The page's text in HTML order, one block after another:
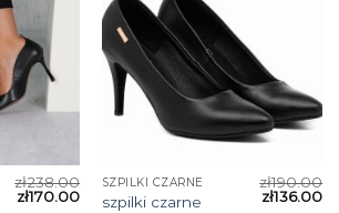
zł238.00
zł170.00
SZPILKI CZARNE
szpilki czarne
zł190.00
zł136.00